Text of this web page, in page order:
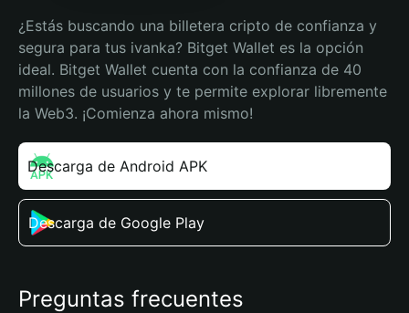
¿Estás buscando una billetera cripto de confianza y
segura para tus ivanka? Bitget Wallet es la opción
ideal. Bitget Wallet cuenta con la confianza de 40
millones de usuarios y te permite explorar libremente
la Web3. ¡Comienza ahora mismo!
Descarga de Android APK
Descarga de Google Play
Preguntas frecuentes